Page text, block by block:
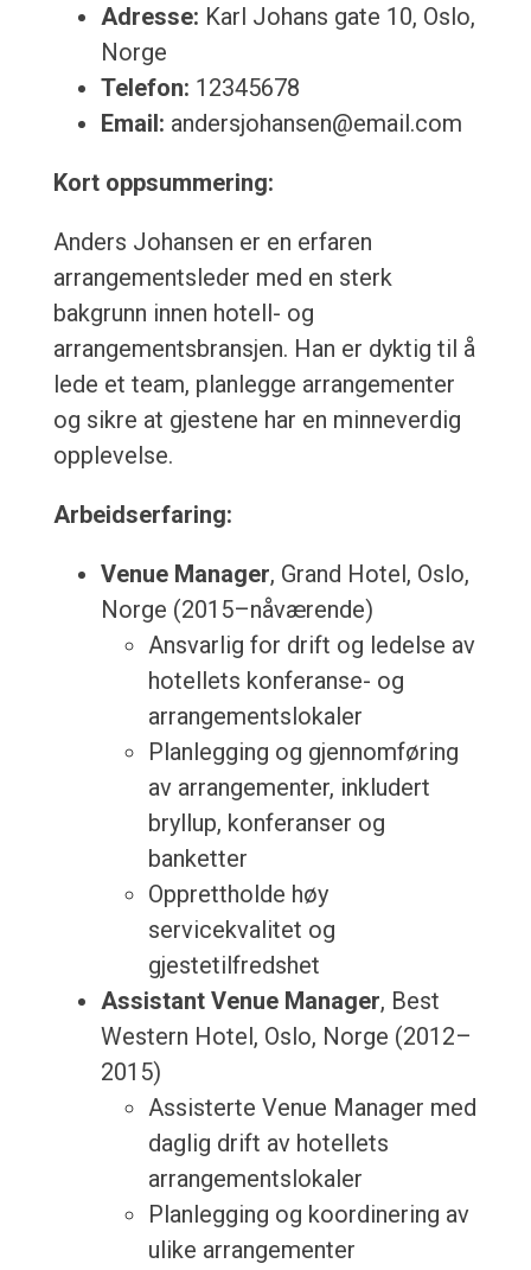
Adresse: Karl Johans gate 10, Oslo,
Norge
Telefon: 12345678
Email: andersjohansen@email.com
Kort oppsummering:
Anders Johansen er en erfaren
arrangementsleder med en sterk
bakgrunn innen hotell- og
arrangementsbransjen. Han er dyktig til å
lede et team, planlegge arrangementer
og sikre at gjestene har en minneverdig
opplevelse.
Arbeidserfaring:
Venue Manager, Grand Hotel, Oslo,
Norge (2015–nåværende)
Ansvarlig for drift og ledelse av
hotellets konferanse- og
arrangementslokaler
Planlegging og gjennomføring
av arrangementer, inkludert
bryllup, konferanser og
banketter
Opprettholde høy
servicekvalitet og
gjestetilfredshet
Assistant Venue Manager, Best
Western Hotel, Oslo, Norge (2012–
2015)
Assisterte Venue Manager med
daglig drift av hotellets
arrangementslokaler
Planlegging og koordinering av
ulike arrangementer